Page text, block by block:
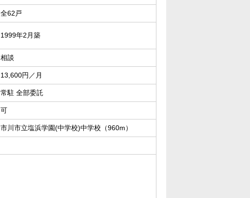
全62戸
1999年2月築
相談
13,600円／月
常駐 全部委託
可
市川市立塩浜学園(中学校)中学校（960m）